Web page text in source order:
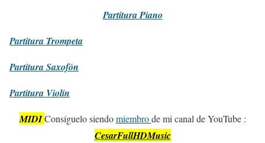
PartituraPiano
Partitura Trompeta
PartituraSaxofón
Partitura Violín
MIDI Consíguelo siendomiembrode mi canal de YouTube :
CesarFullHDMusic